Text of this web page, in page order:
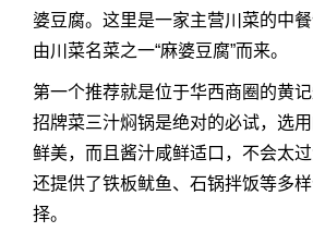
婆豆腐。这里是一家主营川菜的中
由川菜名菜之一“麻婆豆腐”而来。
第一个推荐就是位于华西商圈的黄
招牌菜三汁焖锅是绝对的必试，选
鲜美，而且酱汁咸鲜适口，不会太
还提供了铁板鱿鱼、石锅拌饭等多
择。